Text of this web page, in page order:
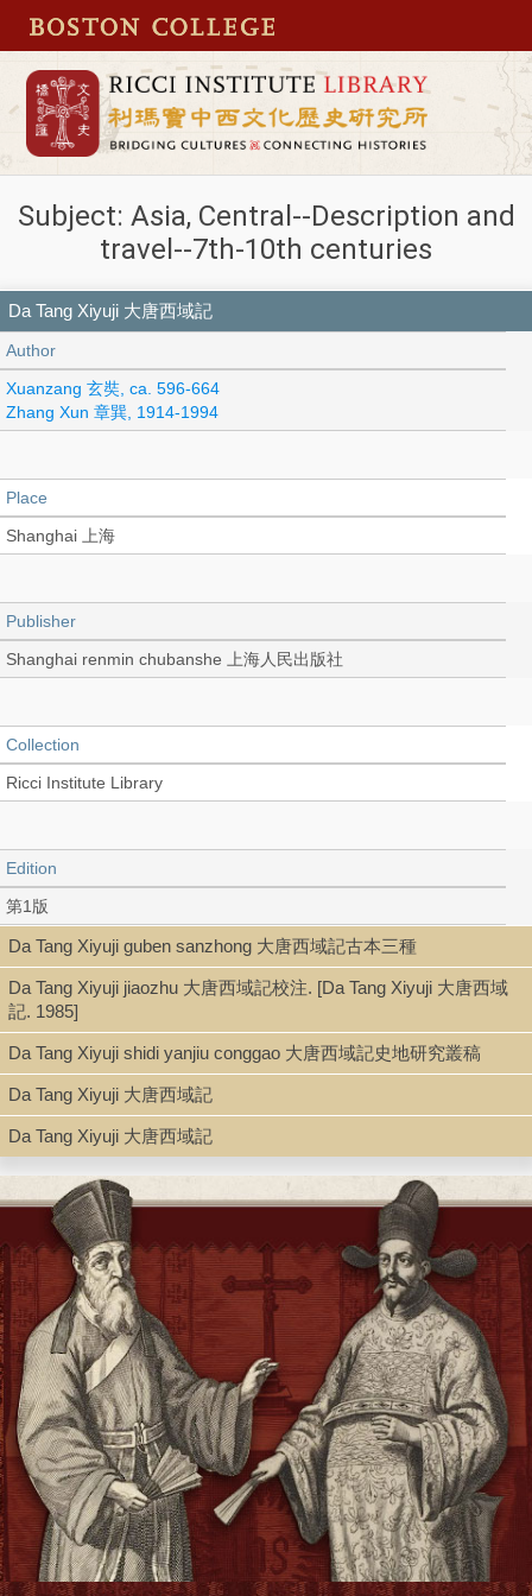
Subject: Asia, Central--Description and
travel--7th-10th centuries
Da Tang Xiyuji 大唐西域記
Author
Xuanzang 玄奘, ca. 596-664
Zhang Xun 章巽, 1914-1994
Place
Shanghai 上海
Publisher
Shanghai renmin chubanshe 上海人民出版社
Collection
Ricci Institute Library
Edition
第1版
Language
Chinese 中文[簡體]
Type
Book
Stacks
Call Number
DS327.7.H78 1977
Description
9, 2, 21, 2, 3, 5, 312 p. ; 21 cm
Da Tang Xiyuji guben sanzhong 大唐西域記古本三種
Da Tang Xiyuji jiaozhu 大唐西域記校注. [Da Tang Xiyuji 大唐西域
記. 1985]
Da Tang Xiyuji shidi yanjiu conggao 大唐西域記史地研究叢稿
Da Tang Xiyuji 大唐西域記
Da Tang Xiyuji 大唐西域記